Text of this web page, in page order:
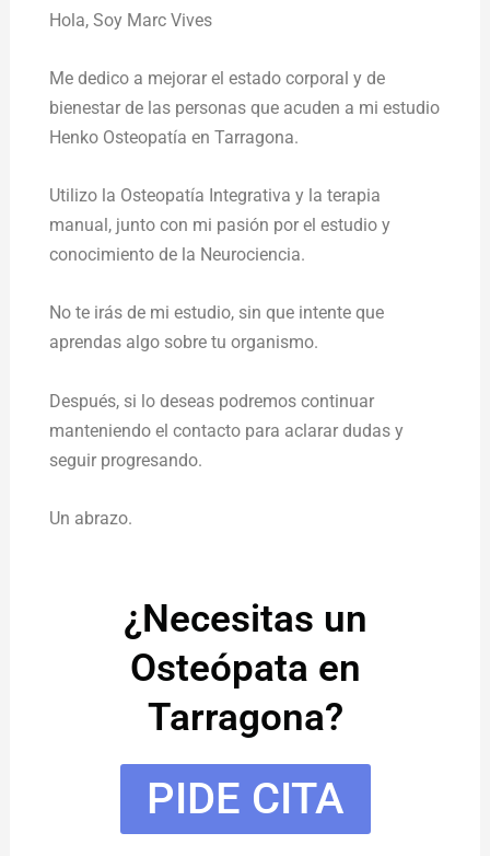
Hola,Soy Marc Vives
Me dedico a mejorar el estado corporal y de
bienestar de las personas que acuden a mi estudio
Henko Osteopatía en Tarragona.
Utilizo la Osteopatía Integrativa y la terapia
manual, junto con mi pasión por el estudio y
conocimiento de la Neurociencia.
No te irás de mi estudio, sin que intente que
aprendas algo sobre tu organismo.
Después, si lo deseas podremos continuar
manteniendo el contacto para aclarar dudas y
seguir progresando.
Un abrazo.
¿Necesitas un
Osteópata en
Tarragona?
PIDE CITA